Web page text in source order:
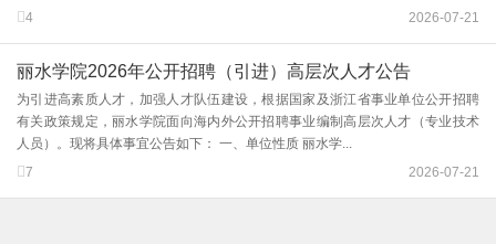
4
2026-07-21
丽水学院2026年公开招聘（引进）高层次人才公告
为引进高素质人才，加强人才队伍建设，根据国家及浙江省事业单位公开招聘
有关政策规定，丽水学院面向海内外公开招聘事业编制高层次人才（专业技术
人员）。现将具体事宜公告如下： 一、单位性质 丽水学...
7
2026-07-21